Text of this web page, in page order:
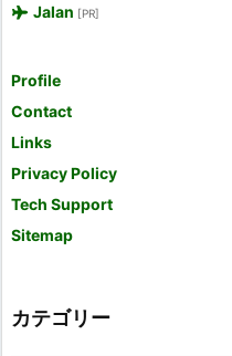
Jalan [PR]
Profile
Contact
Links
Privacy Policy
Tech Support
Sitemap
カテゴリー